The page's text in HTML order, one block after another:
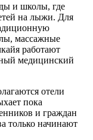
и школы, где
на лыжи. Для
массажные
работают
медицинский
отели
пока
и граждан
только начинают